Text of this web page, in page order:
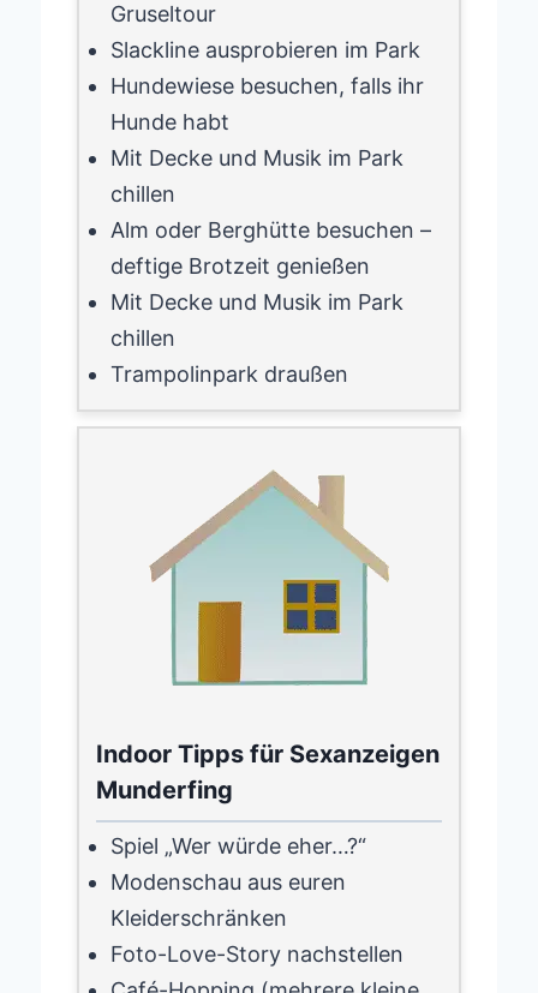
Gruseltour
Slackline ausprobieren im Park
Hundewiese besuchen, falls ihr
Hunde habt
Mit Decke und Musik im Park
chillen
Alm oder Berghütte besuchen –
deftige Brotzeit genießen
Mit Decke und Musik im Park
chillen
Trampolinpark draußen
Indoor Tipps für Sexanzeigen
Munderfing
Spiel „Wer würde eher…?“
Modenschau aus euren
Kleiderschränken
Foto-Love-Story nachstellen